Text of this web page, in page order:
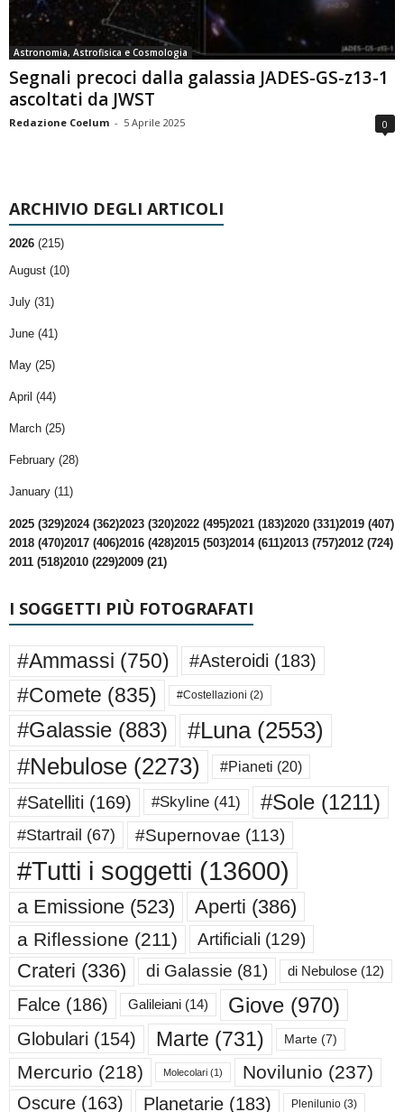
Astronomia, Astrofisica e Cosmologia
Segnali precoci dalla galassia JADES-GS-z13-1
ascoltati da JWST
Redazione Coelum - 5 Aprile 2025 0
ARCHIVIO DEGLI ARTICOLI
2026 (215)
August (10)
July (31)
June (41)
May (25)
April (44)
March (25)
February (28)
January (11)
2025 (329)2024 (362)2023 (320)2022 (495)2021 (183)2020 (331)2019 (407)
2018 (470)2017 (406)2016 (428)2015 (503)2014 (611)2013 (757)2012 (724)
2011 (518)2010 (229)2009 (21)
I SOGGETTI PIÙ FOTOGRAFATI
#Ammassi (750) #Asteroidi (183)
#Comete (835) #Costellazioni (2)
#Galassie (883) #Luna(2553)
#Nebulose (2273) #Pianeti (20)
#Satelliti (169) #Skyline (41) #Sole (1211)
#Startrail (67) #Supernovae (113)
#Tutti i soggetti (13600)
a Emissione (523) Aperti (386)
a Riflessione (211) Artificiali (129)
Crateri (336) di Galassie (81) di Nebulose (12)
Falce (186) Galileiani (14) Giove (970)
Globulari (154) Marte (731) Marte (7)
Mercurio (218) Molecolari (1) Novilunio (237)
Oscure (163) Planetarie (183) Plenilunio (3)